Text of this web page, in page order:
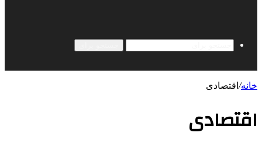
خانه/ اقتصادی
اقتصادی